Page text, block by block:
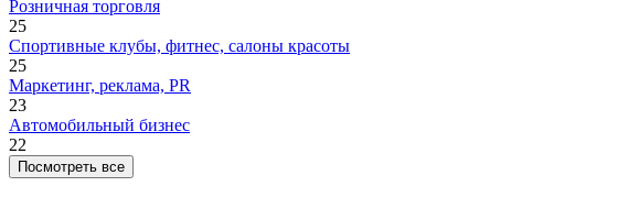
Розничная торговля
25
Спортивные клубы, фитнес, салоны красоты
25
Маркетинг, реклама, PR
23
Автомобильный бизнес
22
Посмотреть все